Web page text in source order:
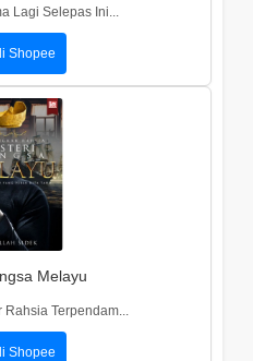
Lagi Selepas Ini...
Shopee
Melayu
Rahsia Terpendam...
Shopee